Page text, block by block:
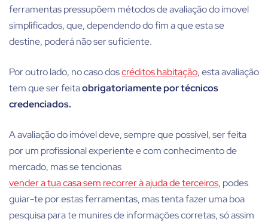
ferramentas pressupõem métodos de avaliação do imovel
simplificados, que, dependendo do fim a que esta se
destine, poderá não ser suficiente.
Por outro lado, no caso doscréditos habitação, esta avaliação
tem que ser feitaobrigatoriamente por técnicos
credenciados.
A avaliação do imóvel deve, sempre que possível, ser feita
por um profissional experiente e com conhecimento de
mercado, mas se tencionas
vender a tua casa sem recorrer à ajuda de terceiros, podes
guiar-te por estas ferramentas, mas tenta fazer uma boa
pesquisa para te munires de informações corretas, só assim